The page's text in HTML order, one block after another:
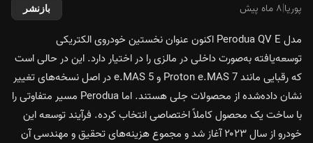
پوریا|۸ ماه پیش بازنشر
مدل Perodua QV E اکنون عنوان نخستین خودروی الکتریکی
توسعه‌یافته به‌صورت داخلی در مالزی را در اختیار دارد. این در حالی است
که رقبایی مانند Proton e.MAS 7 و e.MAS 5 در اصل نسخه‌های تغییر
نشان داده‌شده از محصولات جلی هستند. اما Perodua مسیر متفاوتی را
با ساخت یک محصول کاملاً اختصاصی انتخاب کرده. فرآیند توسعه این
خودرو از سال ۲۰۲۳ آغاز شد و مجموع هزینه‌های تحقیق و مهندسی آن